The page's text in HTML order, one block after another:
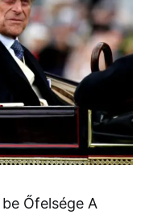
Őfelsége A